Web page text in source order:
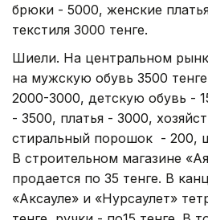
брюки - 5000, женские
текстиля 3000 тенге.
Шиели. На центральном
на мужскую обувь 3500
2000-3000, детскую обувь -
- 3500, платья - 3000,
стиральный порошок - 200,
В строительном магазине
продается по 35 тенге. В
«Аксауле» и «Нурсаулет»